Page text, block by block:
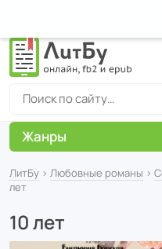
ЛитБу › Любовные романы ›
лет
10 лет
Жанры